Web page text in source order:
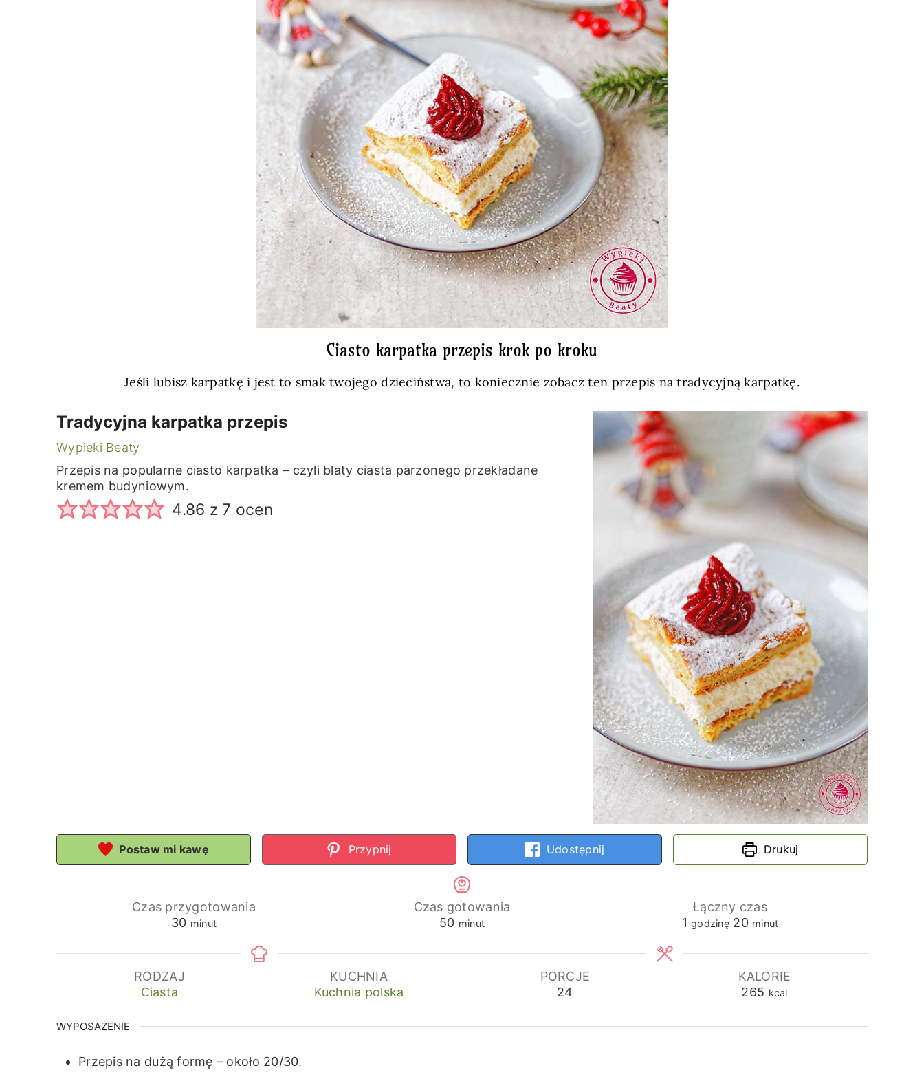
Ciasto karpatka przepis krok po kroku
Jeśli lubisz karpatkę i jest to smak twojego dzieciństwa, to koniecznie zobacz ten przepis na tradycyjną karpatkę.
Tradycyjna karpatka przepis
Wypieki Beaty
Przepis na popularne ciasto karpatka – czyli blaty ciasta parzonego przekładane
kremem budyniowym.
4.86 z 7 ocen
Postaw mi kawę Przypnij Udostępnij Drukuj
Czas przygotowania
30minuty
minut
Czas gotowania
50minuty
minut
Łączny czas
1 godzina
godzinę 20minuty
minut
RODZAJ
Ciasta
KUCHNIA
Kuchnia polska
PORCJE
24
KALORIE
265 kcal
WYPOSAŻENIE
Przepis na dużą formę – około 20/30.